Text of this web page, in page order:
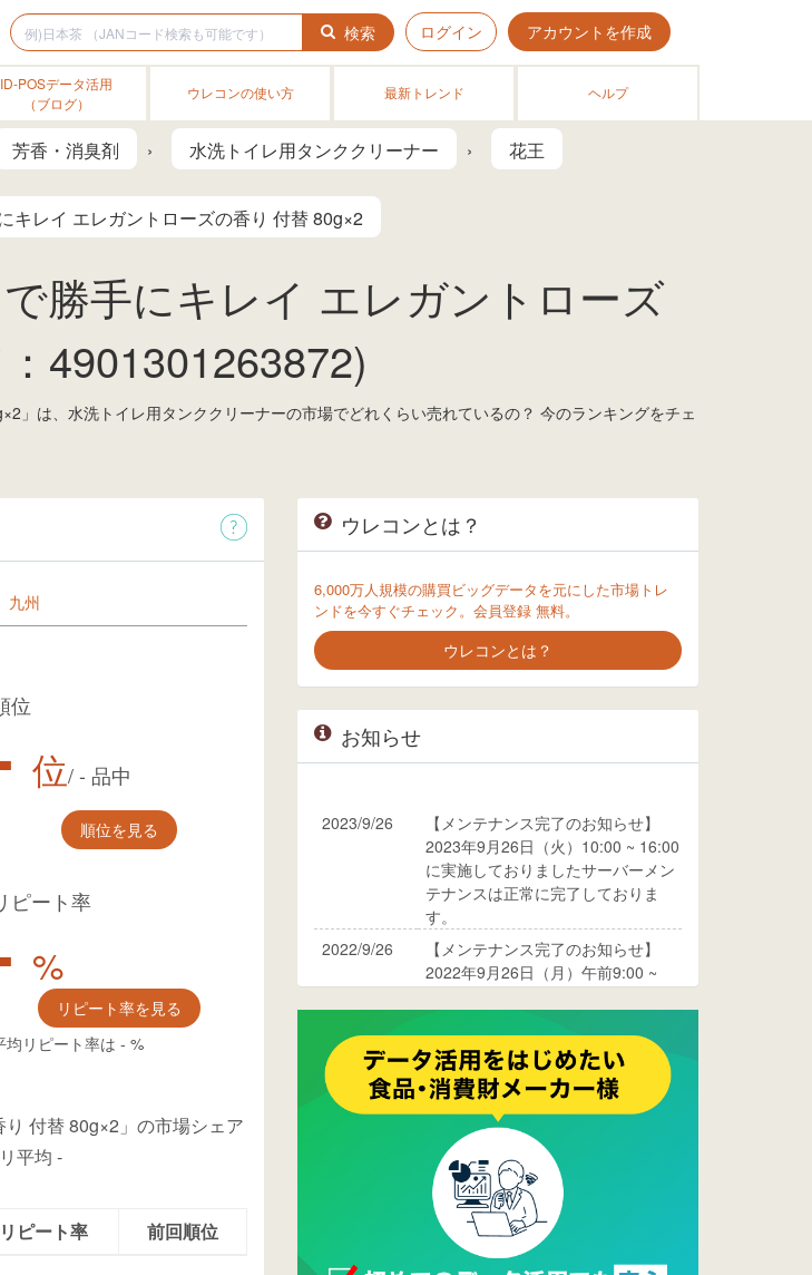
検索 ログイン アカウントを作成
ID-POSデータ活用
（ブログ）
ウレコンの使い方 最新トレンド ヘルプ
芳香・消臭剤 水洗トイレ用タンククリーナー 花王
キレイ エレガントローズの香り 付替 80g×2
勝手にキレイ エレガントローズ
4901301263872)
」は、水洗トイレ用タンククリーナーの市場でどれくらい売れているの？ 今のランキングをチェ
九州
位
位/- 品中
順位を見る
ピート率
%
リピート率を見る
均リピート率は - %
付替 80g×2」の市場シェア
平均 -
リピート率 前回順位
ウレコンとは？
6,000万人規模の購買ビッグデータを元にした市場トレ
ンドを今すぐチェック。会員登録 無料。
ウレコンとは？
お知らせ
2023/9/26
【メンテナンス完了のお知らせ】
2023年9月26日（火）10:00 ~ 16:00
に実施しておりましたサーバーメン
テナンスは正常に完了しておりま
す。
2022/9/26
【メンテナンス完了のお知らせ】
2022年9月26日（月）午前9:00 ~
ります。
2017/05/17
ウレコンでブログ掲載が始まりまし
た。ぜひご覧ください。
ウレコンのサイト機能を大幅バージ
ョンアップ。詳細はこちら。⇒
ページへ
ウレコンが機能拡充し、サイトリニ
ューアルしました。⇒
Facebook